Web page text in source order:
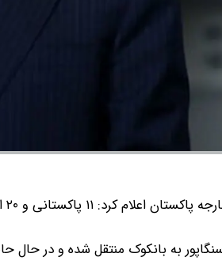
سنگاپور به بانکوک منتقل شده و در